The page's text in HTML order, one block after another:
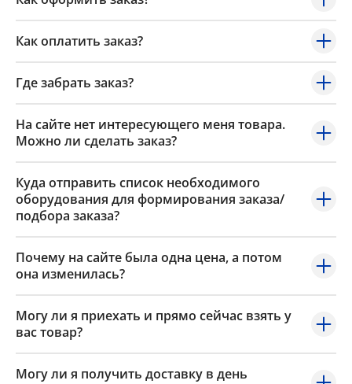
Как оплатить заказ?
Где забрать заказ?
На сайте нет интересующего меня товара.
Можно ли сделать заказ?
Куда отправить список необходимого
оборудования для формирования заказа/
подбора заказа?
Почему на сайте была одна цена, а потом
она изменилась?
Могу ли я приехать и прямо сейчас взять у
вас товар?
Могу ли я получить доставку в день